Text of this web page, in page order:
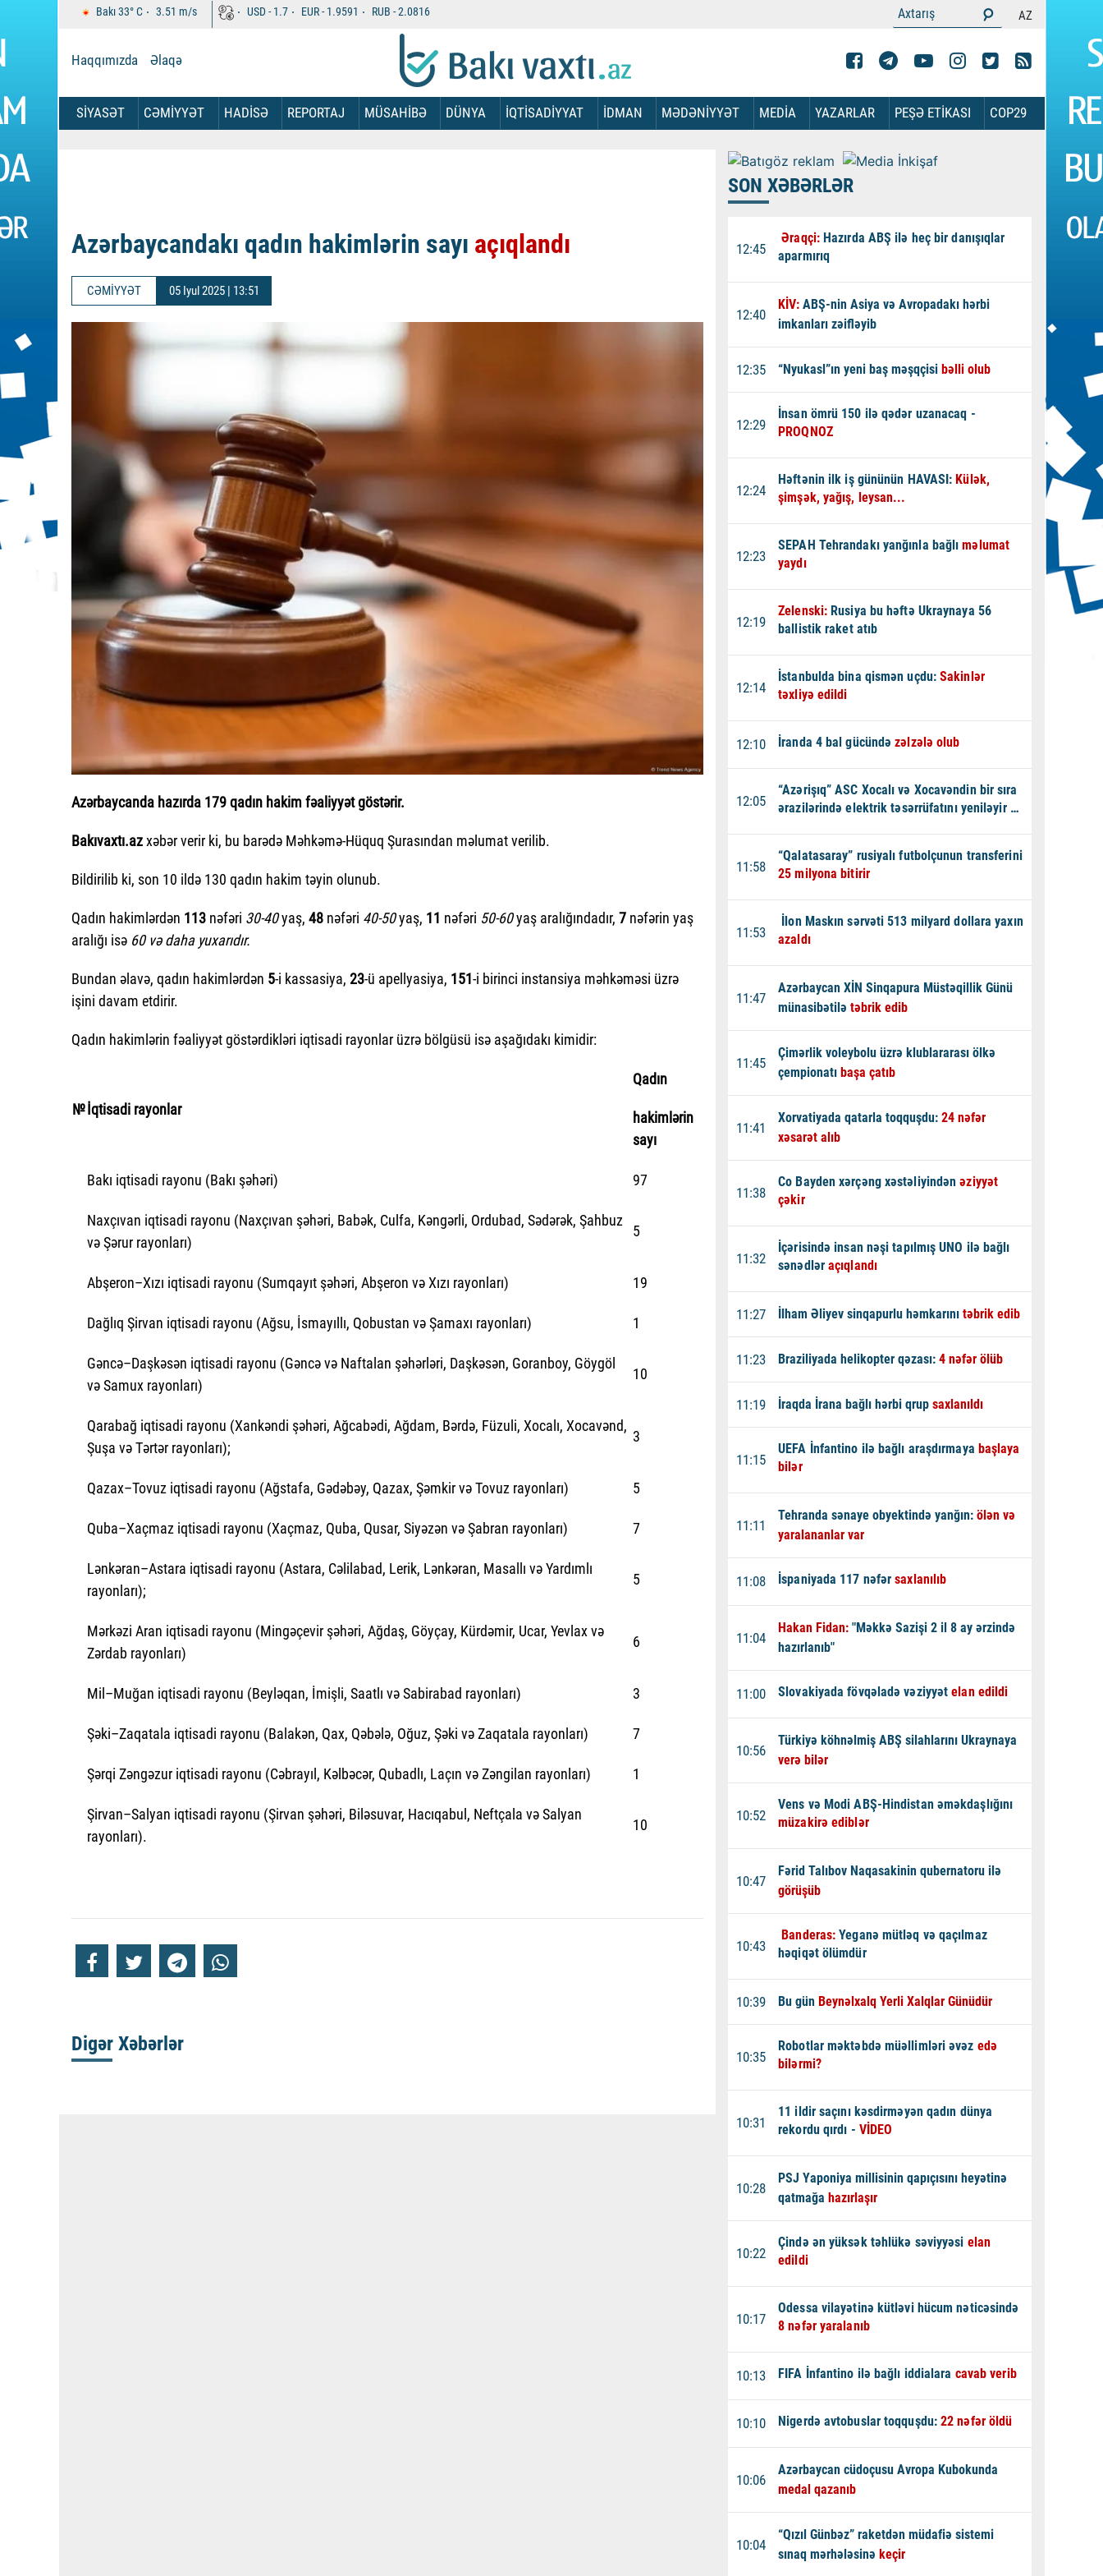
Bakı33°C 3.51 m/s USD -1.7 EUR -1.9591 RUB -2.0816 AZ
Haqqımızda Əlaqə
SİYASƏT CƏMİYYƏT HADİSƏ REPORTAJ MÜSAHİBƏ DÜNYA İQTİSADİYYAT İDMAN MƏDƏNİYYƏT MEDİA YAZARLAR PEŞƏ ETİKASI COP29
Azərbaycandakı qadın hakimlərin sayı açıqlandı
CƏMİYYƏT 05 Iyul 2025 | 13:51
Azərbaycanda hazırda 179 qadın hakim fəaliyyət göstərir.
Bakıvaxtı.azxəbər verir ki, bu barədə Məhkəmə-Hüquq Şurasından məlumat verilib.
Bildirilib ki, son 10 ildə 130 qadın hakim təyin olunub.
Qadın hakimlərdən 113nəfəri 30-40yaş, 48nəfəri 40-50yaş, 11 nəfəri 50-60yaş aralığındadır, 7nəfərin yaş
aralığı isə 60 və daha yuxarıdır.
Bundan əlavə, qadın hakimlərdən 5-i kassasiya, 23-ü apellyasiya, 151-i birinci instansiya məhkəməsi üzrə
işini davam etdirir.
Qadın hakimlərin fəaliyyət göstərdikləri iqtisadi rayonlar üzrə bölgüsü isə aşağıdakı kimidir:
№İqtisadi rayonlar
Qadın
hakimlərin
sayı
Bakı iqtisadi rayonu (Bakı şəhəri) 97
Naxçıvan iqtisadi rayonu (Naxçıvan şəhəri, Babək, Culfa, Kəngərli, Ordubad, Sədərək, Şahbuz
və Şərur rayonları)
5
Abşeron–Xızı iqtisadi rayonu (Sumqayıt şəhəri, Abşeron və Xızı rayonları) 19
Dağlıq Şirvan iqtisadi rayonu (Ağsu, İsmayıllı, Qobustan və Şamaxı rayonları) 1
Gəncə–Daşkəsən iqtisadi rayonu (Gəncə və Naftalan şəhərləri, Daşkəsən, Goranboy, Göygöl
və Samux rayonları)
10
Qarabağ iqtisadi rayonu (Xankəndi şəhəri, Ağcabədi, Ağdam, Bərdə, Füzuli, Xocalı, Xocavənd,
Şuşa və Tərtər rayonları);
3
Qazax–Tovuz iqtisadi rayonu (Ağstafa, Gədəbəy, Qazax, Şəmkir və Tovuz rayonları) 5
Quba–Xaçmaz iqtisadi rayonu (Xaçmaz, Quba, Qusar, Siyəzən və Şabran rayonları) 7
Lənkəran–Astara iqtisadi rayonu (Astara, Cəlilabad, Lerik, Lənkəran, Masallı və Yardımlı
rayonları);
5
Mərkəzi Aran iqtisadi rayonu (Mingəçevir şəhəri, Ağdaş, Göyçay, Kürdəmir, Ucar, Yevlax və
Zərdab rayonları)
6
Mil–Muğan iqtisadi rayonu (Beyləqan, İmişli, Saatlı və Sabirabad rayonları) 3
Şəki–Zaqatala iqtisadi rayonu (Balakən, Qax, Qəbələ, Oğuz, Şəki və Zaqatala rayonları) 7
Şərqi Zəngəzur iqtisadi rayonu (Cəbrayıl, Kəlbəcər, Qubadlı, Laçın və Zəngilan rayonları) 1
Şirvan–Salyan iqtisadi rayonu (Şirvan şəhəri, Biləsuvar, Hacıqabul, Neftçala və Salyan
rayonları).
10
Digər Xəbərlər
SON XƏBƏRLƏR
12:45
Əraqçi: Hazırda ABŞ ilə heç bir danışıqlar
aparmırıq
12:40
KİV:ABŞ-nin Asiya və Avropadakı hərbi
imkanları zəifləyib
12:35 “Nyukasl”ın yeni baş məşqçisibəlli olub
12:29
İnsan ömrü 150 ilə qədər uzanacaq -
PROQNOZ
12:24
Həftənin ilk iş gününün HAVASI: Külək,
şimşək, yağış, leysan...
12:23
SEPAH Tehrandakı yanğınla bağlıməlumat
yaydı
12:19
Zelenski: Rusiya bu həftə Ukraynaya 56
ballistik raket atıb
12:14
İstanbulda bina qismən uçdu:Sakinlər
təxliyə edildi
12:10 İranda 4 bal gücündəzəlzələ olub
12:05
“Azərişıq” ASC Xocalı və Xocavəndin bir sıra
ərazilərində elektrik təsərrüfatını yeniləyir -
11:58
“Qalatasaray” rusiyalı futbolçunun transferini
25 milyona bitirir
11:53
İlon Maskın sərvəti 513 milyard dollara yaxın
azaldı
11:47
Azərbaycan XİN Sinqapura Müstəqillik Günü
münasibətilətəbrik edib
11:45
Çimərlik voleybolu üzrə klublararası ölkə
çempionatıbaşa çatıb
11:41
Xorvatiyada qatarla toqquşdu: 24 nəfər
xəsarət alıb
11:38
Co Bayden xərçəng xəstəliyindən əziyyət
çəkir
11:32
İçərisində insan nəşi tapılmış UNO ilə bağlı
sənədləraçıqlandı
11:27 İlham Əliyev sinqapurlu həmkarını təbrik edib
11:23 Braziliyada helikopter qəzası:4 nəfər ölüb
11:19 İraqda İrana bağlı hərbi qrupsaxlanıldı
11:15
UEFA İnfantino ilə bağlı araşdırmaya başlaya
bilər
11:11
Tehranda sənaye obyektində yanğın:ölən və
yaralananlar var
11:08 İspaniyada 117 nəfərsaxlanılıb
11:04
Hakan Fidan: "Məkkə Sazişi 2 il 8 ay ərzində
hazırlanıb"
11:00 Slovakiyada fövqəladə vəziyyətelan edildi
10:56
Türkiyə köhnəlmiş ABŞ silahlarını Ukraynaya
verə bilər
10:52
Vens və Modi ABŞ-Hindistan əməkdaşlığını
müzakirə ediblər
10:47
Fərid Talıbov Naqasakinin qubernatoru ilə
görüşüb
10:43
Banderas: Yeganə mütləq və qaçılmaz
həqiqət ölümdür
10:39 Bu gün Beynəlxalq Yerli Xalqlar Günüdür
10:35
Robotlar məktəbdə müəllimləri əvəz edə
bilərmi?
10:31
11 ildir saçını kəsdirməyən qadın dünya
rekordu qırdı - VİDEO
10:28
PSJ Yaponiya millisinin qapıçısını heyətinə
qatmağahazırlaşır
10:22
Çində ən yüksək təhlükə səviyyəsi elan
edildi
10:17
Odessa vilayətinə kütləvi hücum nəticəsində
8 nəfər yaralanıb
10:13 FIFA İnfantino ilə bağlı iddialara cavab verib
10:10 Nigerdə avtobuslar toqquşdu:22 nəfər öldü
10:06
Azərbaycan cüdoçusu Avropa Kubokunda
medal qazanıb
10:04
“Qızıl Günbəz” raketdən müdafiə sistemi
sınaq mərhələsinə keçir